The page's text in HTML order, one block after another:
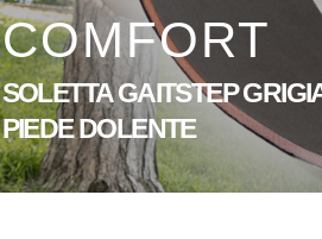
COMFORT
SOLETTA GAITSTEP
PIEDE DOLENTE